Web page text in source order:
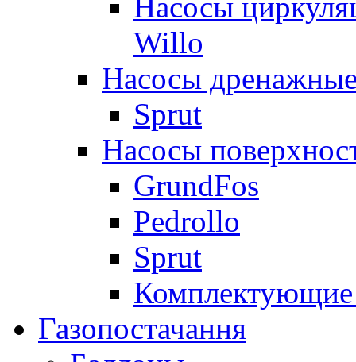
Willo
Насосы
Sprut
Насосы
GrundFos
Pedrollo
Sprut
Комплектующие
Газопостачання